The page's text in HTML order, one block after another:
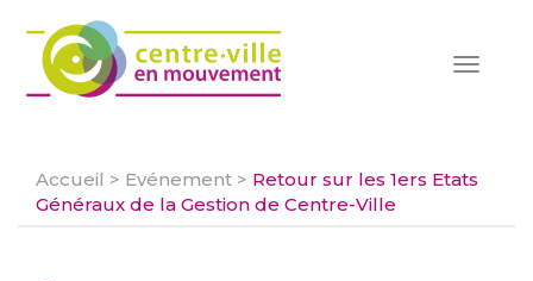
Toggle
Accueil > Evénement > Retour sur les 1ers Etats
Généraux de la Gestion de Centre-Ville